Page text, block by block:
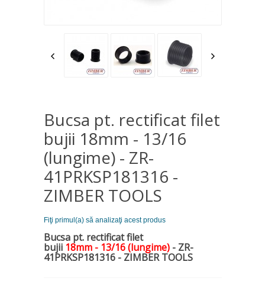
Bucsa pt. rectificat filet
bujii 18mm - 13/16
(lungime) - ZR-
41PRKSP181316 -
ZIMBER TOOLS
Fiţi primul(a) să analizaţi acest produs
Bucsa pt. rectificat filet
bujii 18mm - 13/16(lungime)- ZR-
41PRKSP181316 - ZIMBER TOOLS